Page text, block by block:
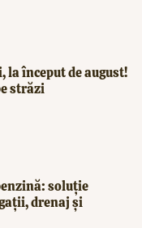
la început de august!
străzi
soluție
drenaj și